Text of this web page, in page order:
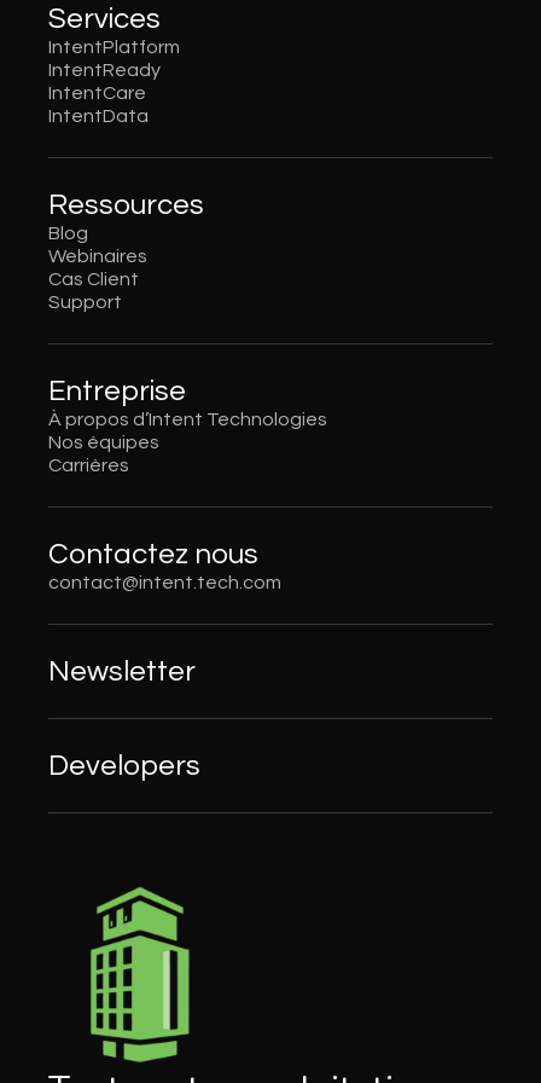
Services
IntentPlatform
IntentReady
IntentCare
IntentData
Ressources
Blog
Webinaires
Cas Client
Support
Entreprise
À propos d’Intent Technologies
Nos équipes
Carrières
Contactez nous
contact@intent.tech.com
Newsletter
Developers